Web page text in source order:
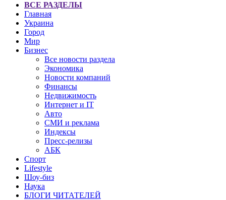
ВСЕ РАЗДЕЛЫ
Главная
Украина
Город
Мир
Бизнес
Все новости раздела
Экономика
Новости компаний
Финансы
Недвижимость
Интернет и IT
Авто
СМИ и реклама
Индексы
Пресс-релизы
АБК
Спорт
Lifestyle
Шоу-биз
Наука
БЛОГИ ЧИТАТЕЛЕЙ